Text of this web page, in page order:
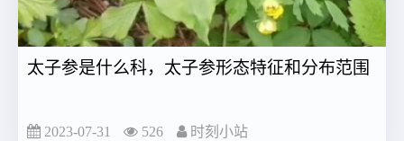
太子参是什么科，太子参形态特征和分布范围
2023-07-31 526 时刻小站